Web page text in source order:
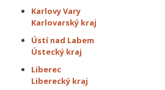
Karlovy Vary
Karlovarský kraj
Ústí nad Labem
Ústecký kraj
Liberec
Liberecký kraj